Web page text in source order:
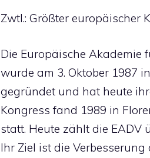
Zwtl.: Größter europäischer
Die Europäische Akademie
wurde am 3. Oktober 1987
gegründet und hat heute
Kongress fand 1989 in
statt. Heute zählt die EADV
Ihr Ziel ist die